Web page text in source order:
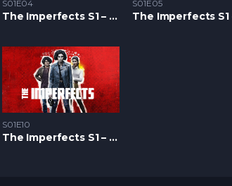
S01E04
The Imperfects S1 – Epizoda 04
S01E05
S01E10
The Imperfects S1 – Epizoda 10